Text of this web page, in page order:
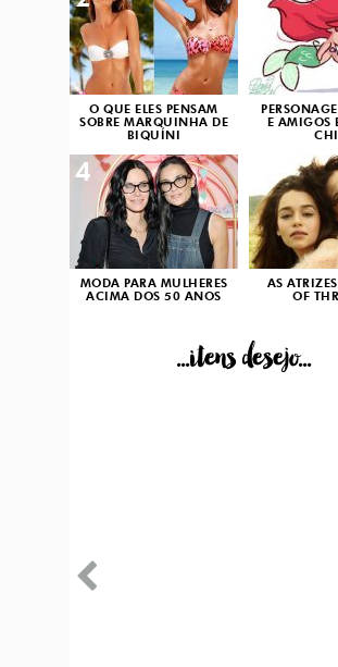
O QUE ELES PENSAM
SOBRE MARQUINHA DE
BIQUÍNI
E AMIGOS
MODA PARA MULHERES
ACIMA DOS 50 ANOS
4
AS
OF
...itens desejo...